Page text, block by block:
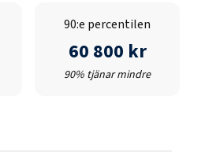
90:e percentilen
60 800 kr
90% tjänar mindre